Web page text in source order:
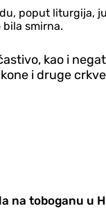
poput liturgija,
smirna.
kao i
i druge
na toboganu u